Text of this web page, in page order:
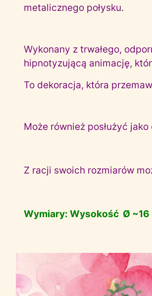
metalicznego połysku.
Wykonany z trwałego,
hipnotyzującą animację,
To dekoracja, która
Może również posłużyć
Z racji swoich rozmiarów
Wymiary: Wysokość Ø ~16